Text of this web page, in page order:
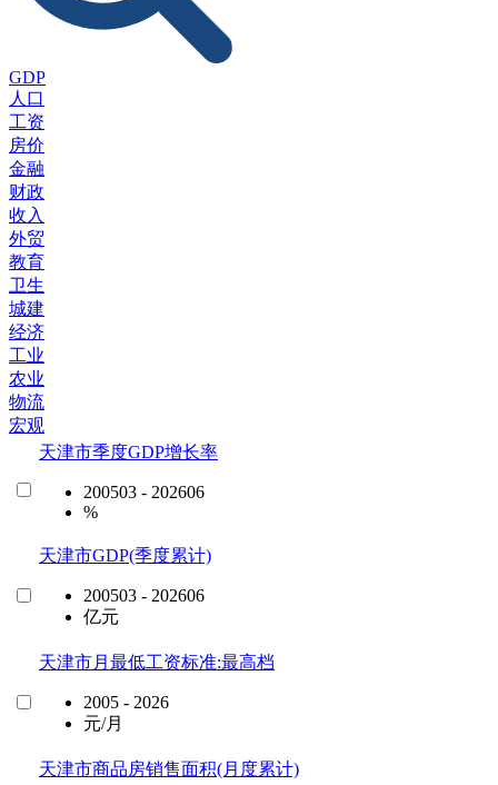
GDP
人口
工资
房价
金融
财政
收入
外贸
教育
卫生
城建
经济
工业
农业
物流
宏观
天津市季度GDP增长率
200503 - 202606
%
天津市GDP(季度累计)
200503 - 202606
亿元
天津市月最低工资标准:最高档
2005 - 2026
元/月
天津市商品房销售面积(月度累计)